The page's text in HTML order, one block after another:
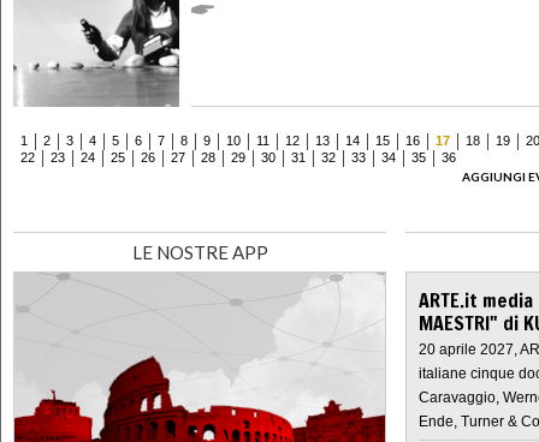
1 2 3 4 5 6 7 8 9 10 11 12 13 14 15 16 17 18 19
20
22
23 24 25 26 27 28 29 30 31 32 33 34 35
36
AGGIUNGI
LE NOSTRE APP
ARTE.it
MAESTRI" di
20 aprile 2027,
italiane cinque
Caravaggio,
Ende, Turner &